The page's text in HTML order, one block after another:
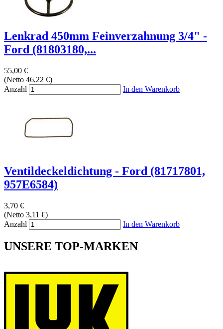
Lenkrad 450mm Feinverzahnung 3/4" -
Ford (81803180,...
55,00 €
(Netto 46,22 €)
Anzahl
In den Warenkorb
Ventildeckeldichtung - Ford (81717801,
957E6584)
3,70 €
(Netto 3,11 €)
Anzahl
In den Warenkorb
UNSERE TOP-MARKEN